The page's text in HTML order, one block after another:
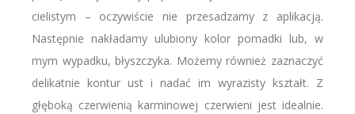
cielistym – oczywiście nie przesadzamy z aplikacją.
Następnie nakładamy ulubiony kolor pomadki lub, w
mym wypadku, błyszczyka. Możemy również zaznaczyć
delikatnie kontur ust i nadać im wyrazisty kształt. Z
głęboką czerwienią karminowej czerwieni jest idealnie.